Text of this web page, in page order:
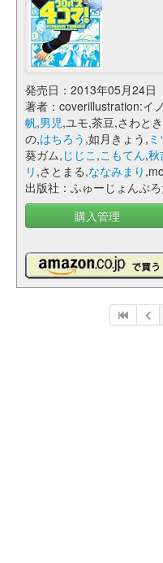
発売日：2013年05月24日
著者：coverillustration:イ
帆,男児,ユモ,茶豆,さわと
の,はちろう ,如月きょう,
葵ガム, じじこ ,こもてん,秋
リ ,さとまる,ななみまり
出版社：ふゅーじょんぷろ
購入管理